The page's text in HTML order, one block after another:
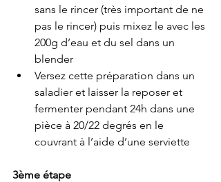
sans le rincer (très important de ne
pas le rincer) puis mixez le avec les
200g d’eau et du sel dans un
blender
Versez cette préparation dans un
saladier et laisser la reposer et
fermenter pendant 24h dans une
pièce à 20/22 degrés en le
couvrant à l’aide d’une serviette
3ème étape